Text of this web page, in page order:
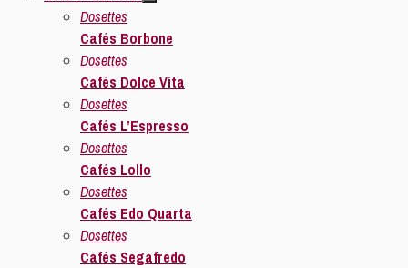
Dosettes
Cafés Borbone
Dosettes
Cafés Dolce Vita
Dosettes
Cafés L’Espresso
Dosettes
Cafés Lollo
Dosettes
Cafés Edo Quarta
Dosettes
Cafés Segafredo